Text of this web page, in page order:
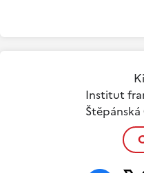
Institut
Štěpánská